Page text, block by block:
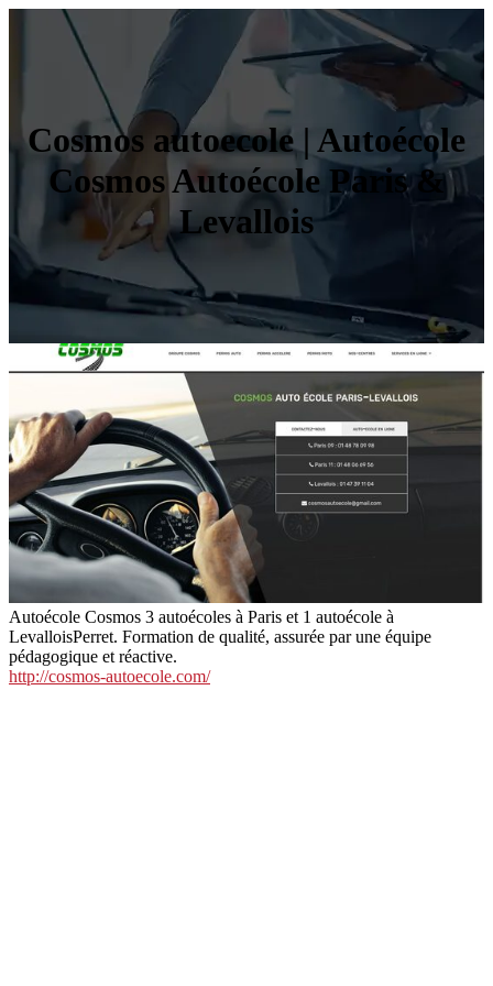
Cosmos autoecole | Autoécole
Cosmos Autoécole Paris &
Levallois
Autoécole Cosmos 3 autoécoles à Paris et 1 autoécole à
LevalloisPerret. Formation de qualité, assurée par une équipe
pédagogique et réactive.
http://cosmos-autoecole.com/